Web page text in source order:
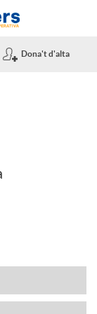
Dona't d'alta